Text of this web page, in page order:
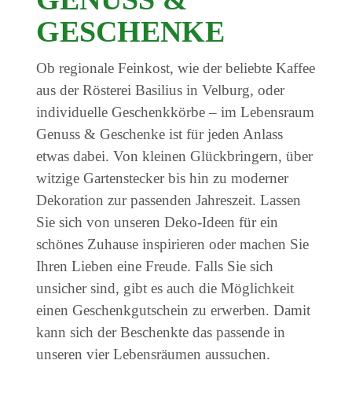
GESCHENKE
Ob regionale Feinkost, wie der beliebte Kaffee
aus der Rösterei Basilius in Velburg, oder
individuelle Geschenkkörbe – im Lebensraum
Genuss & Geschenke ist für jeden Anlass
etwas dabei. Von kleinen Glückbringern, über
witzige Gartenstecker bis hin zu moderner
Dekoration zur passenden Jahreszeit. Lassen
Sie sich von unseren Deko-Ideen für ein
schönes Zuhause inspirieren oder machen Sie
Ihren Lieben eine Freude. Falls Sie sich
unsicher sind, gibt es auch die Möglichkeit
einen Geschenkgutschein zu erwerben. Damit
kann sich der Beschenkte das passende in
unseren vier Lebensräumen aussuchen.